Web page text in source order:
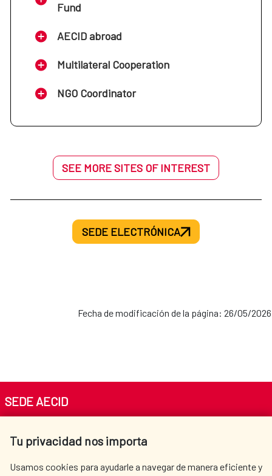
Fund
AECID abroad
Multilateral Cooperation
NGO Coordinator
SEE MORE SITES OF INTEREST
SEDE ELECTRÓNICA
Fecha de modificación de la página: 26/05/2026
Tu privacidad nos importa
Usamos cookies para ayudarle a navegar de manera eficiente y
SEDE AECID
Tel. +34 900 20 30 54​​​​​​​